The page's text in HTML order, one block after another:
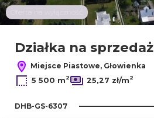
Działka na sprzedaż
Miejsce Piastowe, Głowienka
5 500 m2 25,27 zł/m2
DHB-GS-6307